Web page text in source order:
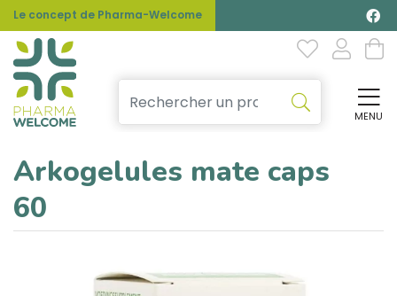
Le concept de Pharma-Welcome
MENU
Arkogelules mate caps
60